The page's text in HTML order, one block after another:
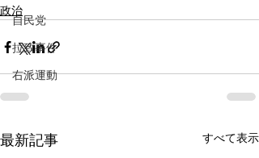
自民党
拉致事件
右派運動
政治
最新記事 すべて表示